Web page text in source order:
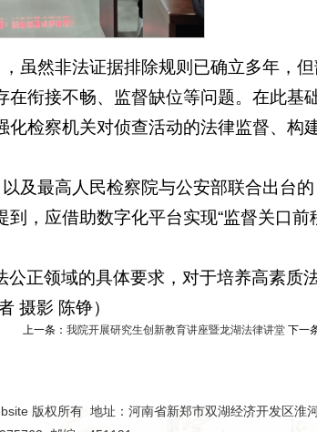
虽然非法证据排除规则已确立多年，
衔接不畅、监督缺位等问题。在此基
检察机关对侦查活动的法律监督、构
及最高人民检察院与公安部联合出台
，应借助数字化平台实现“监督关口
正领域的具体要求，对于培养高素质
摄影 陈铮）
上一条： 我院开展研究生创新教育讲座暨龙湖法律讲堂 下一
版权所有 地址：河南省新郑市双湖经济开发区淮